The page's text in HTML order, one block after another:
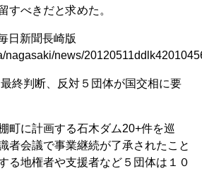
すべきだと求めた。
日新聞長崎版
nagasaki/news/
終判断、反対５団体が国交相に要
町に計画する石木ダム20+件を巡
者会議で事業継続が了承されたこと
る地権者や支援者など５団体は１０